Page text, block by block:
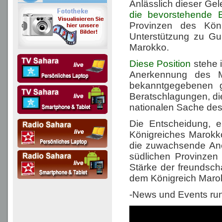
Anlässlich dieser
die bevorstehende
Provinzen des
Unterstützung zu
Marokko.
Diese Position stehe
Anerkennung des
Beratschlagungen,
nationalen Sache
Die Entscheidung,
Königreiches
die zuwachsende
südlichen
Stärke der
dem Königreich
-News und Events